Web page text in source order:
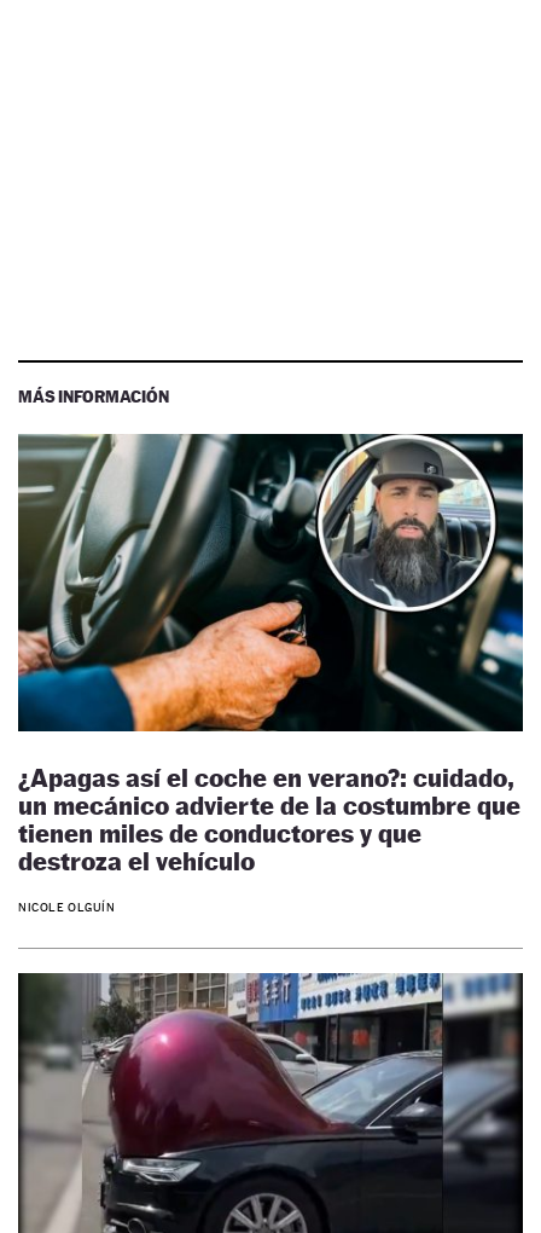
MÁS INFORMACIÓN
¿Apagas así el coche en verano?: cuidado,
un mecánico advierte de la costumbre que
tienen miles de conductores y que
destroza el vehículo
NICOLE OLGUÍN